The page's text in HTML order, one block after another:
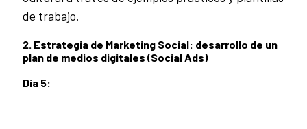
de trabajo.
2. Estrategia de Marketing Social: desarrollo de un
plan de medios digitales (Social Ads)
Día 5: